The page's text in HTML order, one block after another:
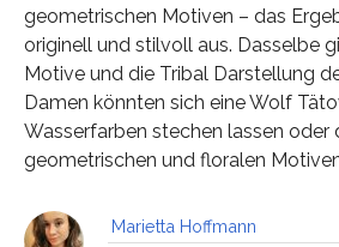
geometrischen Motiven – das
originell und stilvoll aus. Dasselbe
Motive und die Tribal Darstellung
Damen könnten sich eine Wolf
Wasserfarben stechen lassen oder
geometrischen und floralen
Marietta Hoffmann